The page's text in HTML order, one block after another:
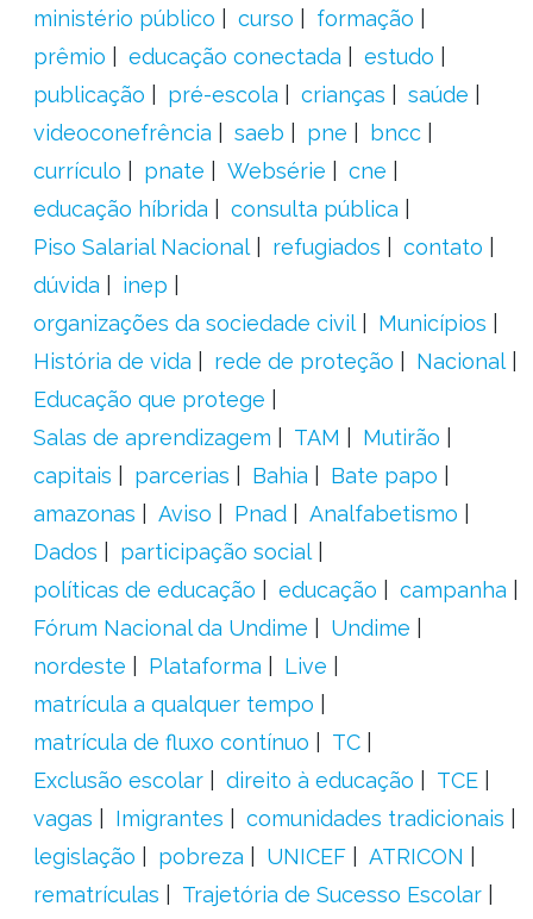
ministério público curso
formação
prêmio
educação conectada
estudo
publicação
pré-escola crianças
saúde
videoconefrência
saeb pne
bncc
currículo
pnate Websérie
cne
educação híbrida
consulta pública
Piso Salarial Nacional
refugiados
contato
dúvida
inep
organizações da sociedade civil
Municípios
História de vida
rede de proteção
Nacional
Educação que protege
Salas de aprendizagem
TAM
Mutirão
capitais
parcerias Bahia
Bate papo
amazonas
Aviso Pnad
Analfabetismo
Dados
participação social
políticas de educação
educação
campanha
Fórum Nacional da Undime
Undime
nordeste
Plataforma
Live
matrícula a qualquer tempo
matrícula de fluxo contínuo
TC
Exclusão escolar
direito à educação
TCE
vagas
Imigrantes
comunidades tradicionais
legislação
pobreza UNICEF
ATRICON
rematrículas
Trajetória de Sucesso Escolar